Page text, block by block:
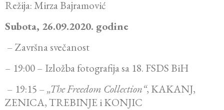
Režija: Mirza Bajramović
Subota, 26.09.2020. godine
– Završna svečanost
– 19:00 – Izložba fotografija sa 18. FSDS BiH
– 19:15 –„The Freedom Collection“, KAKANJ,
ZENICA, TREBINJE i KONJIC